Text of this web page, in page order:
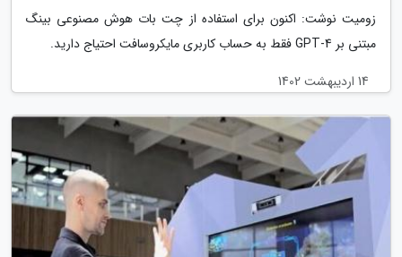
زومیت نوشت: اکنون برای استفاده از چت بات هوش مصنوعی بینگ
مبتنی بر GPT-4 فقط به حساب کاربری مایکروسافت احتیاج دارید.
14 اردیبهشت 1402